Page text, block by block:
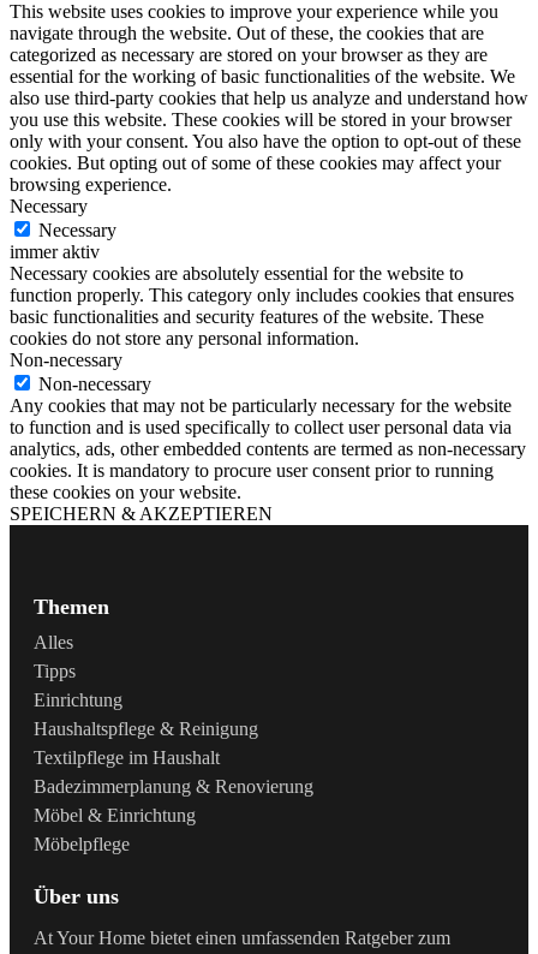
This website uses cookies to improve your experience while you
navigate through the website. Out of these, the cookies that are
categorized as necessary are stored on your browser as they are
essential for the working of basic functionalities of the website. We
also use third-party cookies that help us analyze and understand how
you use this website. These cookies will be stored in your browser
only with your consent. You also have the option to opt-out of these
cookies. But opting out of some of these cookies may affect your
browsing experience.
Necessary
Necessary
immer aktiv
Necessary cookies are absolutely essential for the website to
function properly. This category only includes cookies that ensures
basic functionalities and security features of the website. These
cookies do not store any personal information.
Non-necessary
Non-necessary
Any cookies that may not be particularly necessary for the website
to function and is used specifically to collect user personal data via
analytics, ads, other embedded contents are termed as non-necessary
cookies. It is mandatory to procure user consent prior to running
these cookies on your website.
SPEICHERN & AKZEPTIEREN
Themen
Alles
Tipps
Einrichtung
Haushaltspflege & Reinigung
Textilpflege im Haushalt
Badezimmerplanung & Renovierung
Möbel & Einrichtung
Möbelpflege
Über uns
At Your Home bietet einen umfassenden Ratgeber zum